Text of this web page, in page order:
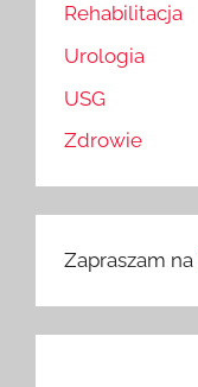
Rehabilitacja
Urologia
USG
Zdrowie
Zapraszam na